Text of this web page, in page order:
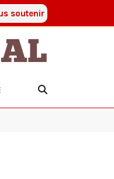
soutenir